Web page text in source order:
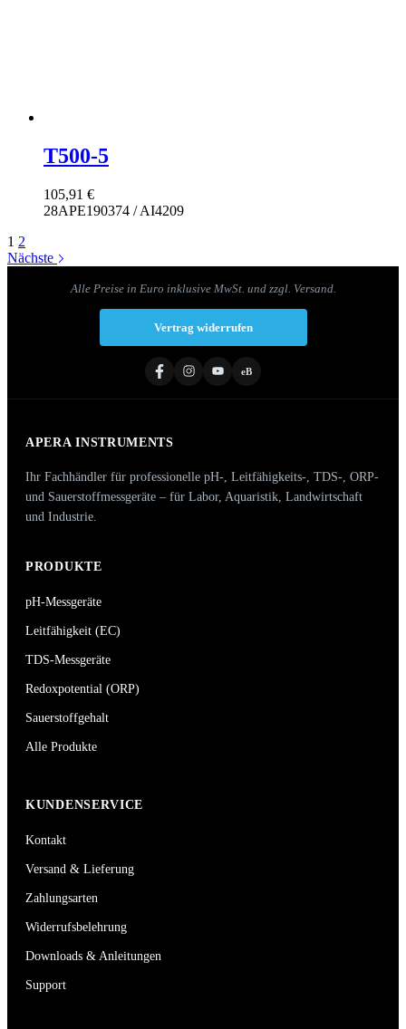
T500-5
105,91 €
28APE190374 / AI4209
1 2
Nächste
Alle Preise in Euro inklusive MwSt. und zzgl. Versand.
Vertrag widerrufen
eB
APERA INSTRUMENTS
Ihr Fachhändler für professionelle pH-, Leitfähigkeits-, TDS-, ORP-
und Sauerstoffmessgeräte – für Labor, Aquaristik, Landwirtschaft
und Industrie.
PRODUKTE
pH-Messgeräte
Leitfähigkeit (EC)
TDS-Messgeräte
Redoxpotential (ORP)
Sauerstoffgehalt
Alle Produkte
KUNDENSERVICE
Kontakt
Versand & Lieferung
Zahlungsarten
Widerrufsbelehrung
Downloads & Anleitungen
Support